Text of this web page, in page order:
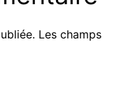
Les champs